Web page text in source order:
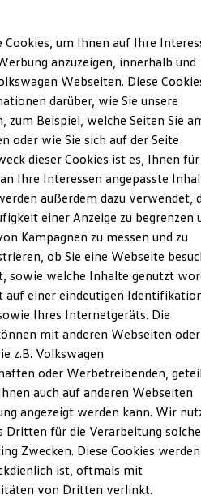
ID. Modelle
Winter
finden
Lebensdauer
Versionen und Updates
zu Ihrem ID.
R Experience
07:00 17:00
08:00-12:00 Uhr
Geschlossen
wir
Cookies, um Ihnen auf Ihre
anzuzeigen, innerhalb und
Webseiten. Diese
darüber, wie Sie unsere
zum Beispiel, welche Seiten Sie
oder wie Sie sich auf der Seite
dieser Cookies ist es, Ihnen für
Ihre Interessen angepasste
außerdem dazu verwendet,
einer Anzeige zu begrenzen
Kampagnen zu messen und zu
ob Sie eine Webseite
sowie welche Inhalte genutzt
auf einer eindeutigen
Ihres Internetgeräts. Die
mit anderen Webseiten oder
z.B. Volkswagen
oder Werbetreibenden,
auch auf anderen Webseiten
angezeigt werden kann. Wir
Dritten für die Verarbeitung
Zwecken. Diese Cookies
ist, oftmals mit
von Dritten verlinkt.